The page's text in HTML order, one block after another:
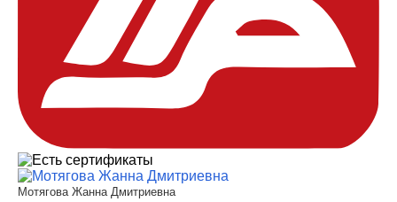
Мотягова Жанна Дмитриевна